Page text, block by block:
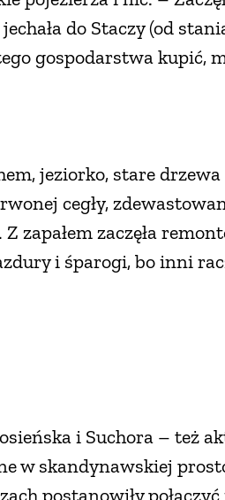
do Staczy (od
gospodarstwa kupić,
jeziorko, stare
cegły,
zapałem zaczęła
i śparogi, bo inni
i Suchora – też
w skandynawskiej
postanowiły